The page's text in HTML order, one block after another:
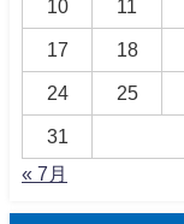
10 11
17 18
24 25
31
« 7月